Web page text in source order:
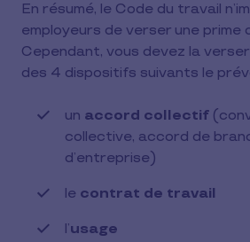
En résumé, le Code du travail
employeurs de verser une prime
Cependant, vous devez la verser
des 4 dispositifs suivants le
un accord collectif
collective, accord de
d’entreprise)
le contrat de travail
l’usage